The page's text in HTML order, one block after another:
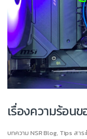
เรื่องความร้อน
บทความ NSR Blog, Tips สาร